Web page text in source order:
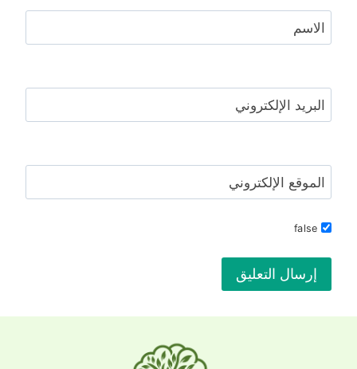
الاسم
البريد الإلكتروني
الموقع الإلكتروني
false